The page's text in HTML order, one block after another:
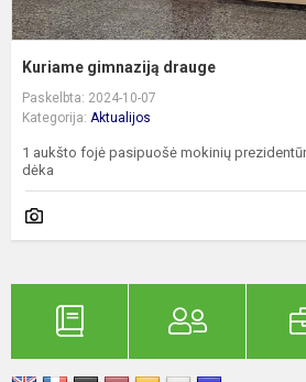
Kuriame gimnaziją drauge
Paskelbta: 2024-10-07
Kategorija: Aktualijos
1 aukšto fojė pasipuošė mokinių
dėka